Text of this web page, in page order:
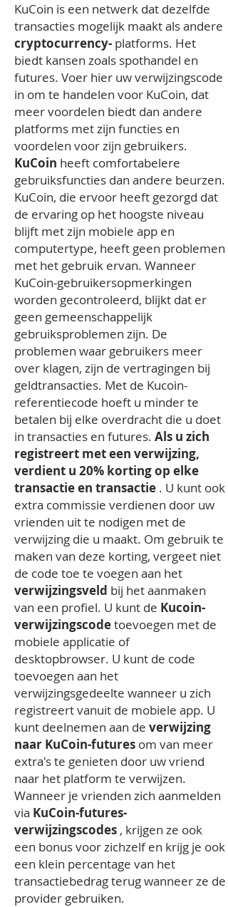
KuCoin is een netwerk dat dezelfde
transacties mogelijk maakt als andere
cryptocurrency- platforms. Het
biedt kansen zoals spothandel en
futures. Voer hier uw verwijzingscode
in om te handelen voor KuCoin, dat
meer voordelen biedt dan andere
platforms met zijn functies en
voordelen voor zijn gebruikers.
KuCoin heeft comfortabelere
gebruiksfuncties dan andere beurzen.
KuCoin, die ervoor heeft gezorgd dat
de ervaring op het hoogste niveau
blijft met zijn mobiele app en
computertype, heeft geen problemen
met het gebruik ervan. Wanneer
KuCoin-gebruikersopmerkingen
worden gecontroleerd, blijkt dat er
geen gemeenschappelijk
gebruiksproblemen zijn. De
problemen waar gebruikers meer
over klagen, zijn de vertragingen bij
geldtransacties. Met de Kucoin-
referentiecode hoeft u minder te
betalen bij elke overdracht die u doet
in transacties en futures. Als u zich
registreert met een verwijzing,
verdient u 20% korting op elke
transactie en transactie . U kunt ook
extra commissie verdienen door uw
vrienden uit te nodigen met de
verwijzing die u maakt. Om gebruik te
maken van deze korting, vergeet niet
de code toe te voegen aan het
verwijzingsveld bij het aanmaken
van een profiel. U kunt de Kucoin-
verwijzingscodetoevoegen met de
mobiele applicatie of
desktopbrowser. U kunt de code
toevoegen aan het
verwijzingsgedeelte wanneer u zich
registreert vanuit de mobiele app. U
kunt deelnemen aan de verwijzing
naar KuCoin-futures om van meer
extra's te genieten door uw vriend
naar het platform te verwijzen.
Wanneer je vrienden zich aanmelden
via KuCoin-futures-
verwijzingscodes , krijgen ze ook
een bonus voor zichzelf en krijg je ook
een klein percentage van het
transactiebedrag terug wanneer ze de
provider gebruiken.